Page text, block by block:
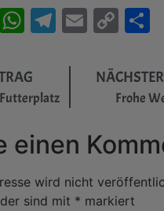
Messenger
WhatsApp
Telegram
Email
Copy
Frohe
einen
wird nicht
sind mit * markiert